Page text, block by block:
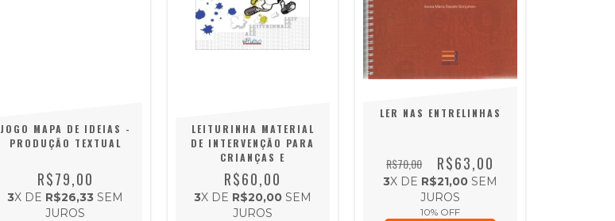
JOGO MAPA DE IDEIAS -
PRODUÇÃO TEXTUAL
R$79,00
3X DE R$26,33 SEM
JUROS
LEITURINHA MATERIAL
DE INTERVENÇÃO PARA
CRIANÇAS E
ADOLESCENTES COM
DIFICULDADES DE
APRENDIZAGEM
R$60,00
3X DE R$20,00 SEM
JUROS
LER NAS ENTRELINHAS
R$70,00
10% OFF
R$63,00
3X DE R$21,00 SEM
JUROS